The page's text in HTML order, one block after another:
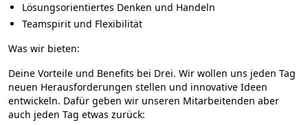
Lösungsorientiertes Denken und Handeln
Teamspirit und Flexibilität
Was wir bieten:
Deine Vorteile und Benefits bei Drei. Wir wollen uns jeden Tag
neuen Herausforderungen stellen und innovative Ideen
entwickeln. Dafür geben wir unseren Mitarbeitenden aber
auch jeden Tag etwas zurück: